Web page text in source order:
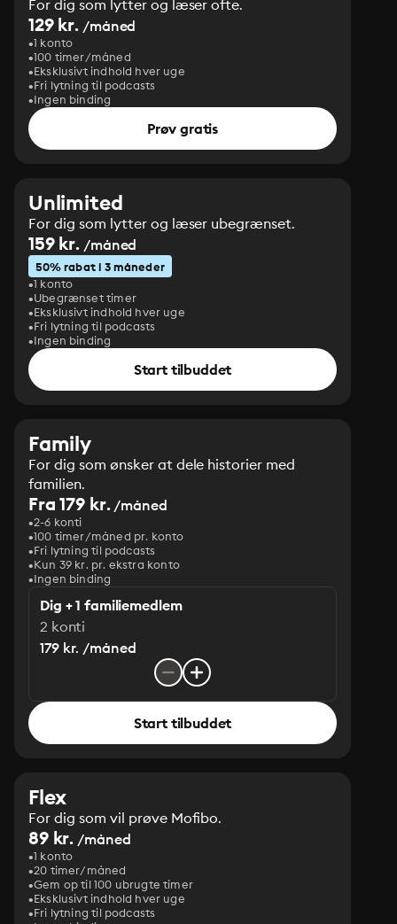
For dig som lytter og læser ofte.
129 kr. /måned
1 konto
100 timer/måned
Eksklusivt indhold hver uge
Fri lytning til podcasts
Ingen binding
Prøv gratis
Unlimited
For dig som lytter og læser ubegrænset.
159 kr. /måned
50% rabat i 3 måneder
1 konto
Ubegrænset timer
Eksklusivt indhold hver uge
Fri lytning til podcasts
Ingen binding
Start tilbuddet
Family
For dig som ønsker at dele historier med
familien.
Fra 179 kr./måned
2-6 konti
100 timer/måned pr. konto
Fri lytning til podcasts
Kun 39 kr. pr. ekstra konto
Ingen binding
Dig + 1 familiemedlem
2 konti
179 kr. /måned
Start tilbuddet
Flex
For dig som vil prøve Mofibo.
89 kr. /måned
1 konto
20 timer/måned
Gem op til 100 ubrugte timer
Eksklusivt indhold hver uge
Fri lytning til podcasts